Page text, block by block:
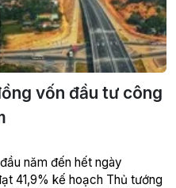
vốn đầu tư công
năm đến hết ngày
41,9% kế hoạch Thủ tướng